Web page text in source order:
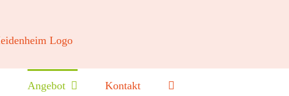
Angebot Kontakt